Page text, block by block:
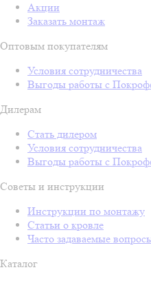
Акции
Заказать монтаж
Оптовым покупателям
Условия сотрудничества
Выгоды работы с
Дилерам
Стать дилером
Условия сотрудничества
Выгоды работы с
Советы и инструкции
Инструкции по монтажу
Статьи о кровле
Часто задаваемые
Каталог